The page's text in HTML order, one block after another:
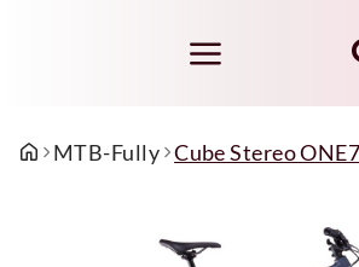
MTB-Fully Cube Stereo